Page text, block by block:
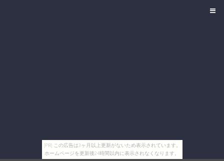
[PR] この広告は3ヶ月以上更新がないため表示されています。
ホームページを更新後24時間以内に表示されなくなります。